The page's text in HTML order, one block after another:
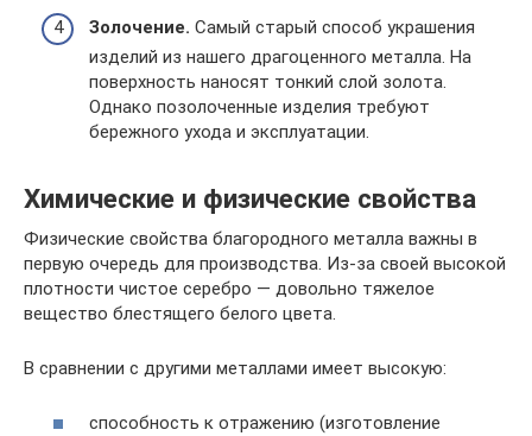
Золочение. Самый старый способ украшения
изделий из нашего драгоценного металла. На
поверхность наносят тонкий слой золота.
Однако позолоченные изделия требуют
бережного ухода и эксплуатации.
Химические и физические свойства
Физические свойства благородного металла важны в
первую очередь для производства. Из-за своей высокой
плотности чистое серебро — довольно тяжелое
вещество блестящего белого цвета.
В сравнении с другими металлами имеет высокую:
способность к отражению (изготовление